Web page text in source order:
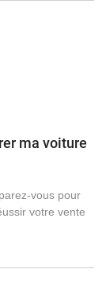
ma voiture
vous pour
votre vente